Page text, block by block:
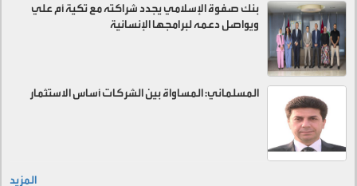
بنك صفوة الإسلامي يجدد شراكته مع تكية أم علي
ويواصل دعمه لبرامجها الإنسانية
المسلماني: المساواة بين الشركات أساس الاستثمار
المزيد